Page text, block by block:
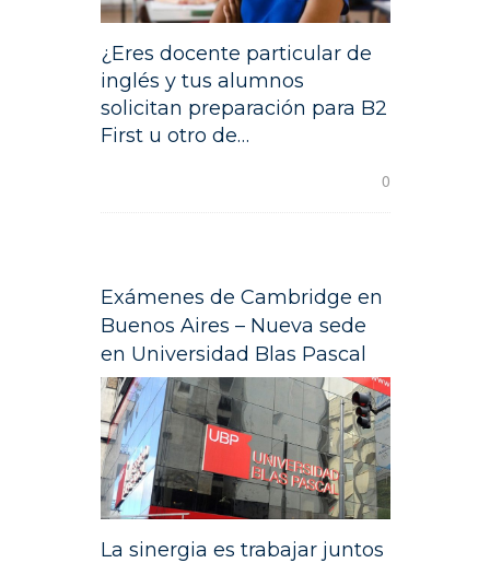
CONTACTO
¿Eres docente particular de
inglés y tus alumnos
solicitan preparación para B2
First u otro de…
0
Exámenes de Cambridge en
Buenos Aires – Nueva sede
en Universidad Blas Pascal
La sinergia es trabajar juntos